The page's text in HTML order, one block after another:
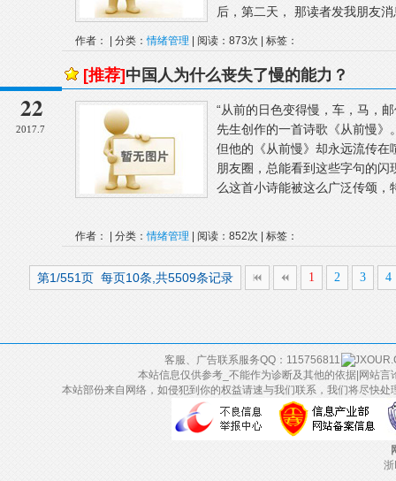
后，第二天， 那读者发我朋友
作者： | 分类：情绪管理 | 阅读：873次 | 标签：
22
2017.7
[推荐] 中国人为什么丧失了慢的能力？
“从前的日色变得慢，车，马，
先生创作的一首诗歌《从前慢
但他的《从前慢》却永远流传
朋友圈，总能看到这些字句的
么这首小诗能被这么广泛传颂
作者： | 分类：情绪管理 | 阅读：852次 | 标签：
第1/551页 每页10条,共5509条记录 1 2 3 4
客服、广告联系服务QQ：115756811
本站信息仅供参考_不能作为诊断及其他的依据|网站
本站部份来自网络，如侵犯到你的权益请速与我们联系，我们将尽快